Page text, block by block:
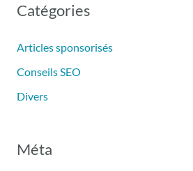
Catégories
Articles sponsorisés
Conseils SEO
Divers
Méta